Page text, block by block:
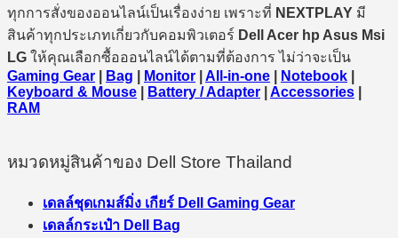
ทุกการสั่งของออนไลน์เป็นเรื่องง่าย เพราะที่ NEXTPLAY มี
สินค้าทุกประเภทเกี่ยวกับคอมพิวเตอร์ Dell Acer hp Asus Msi
LG ให้คุณเลือกซื้อออนไลน์ได้ตามที่ต้องการ ไม่ว่าจะเป็น
Gaming Gear
Bag Monitor All-in-one Notebook
Keyboard & Mouse
Battery / Adapter Accessories
RAM
หมวดหมู่สินค้าของ Dell Store Thailand
เดลล์ชุดเกมส์มิ่ง เกียร์ Dell Gaming Gear
เดลล์กระเป๋า Dell Bag